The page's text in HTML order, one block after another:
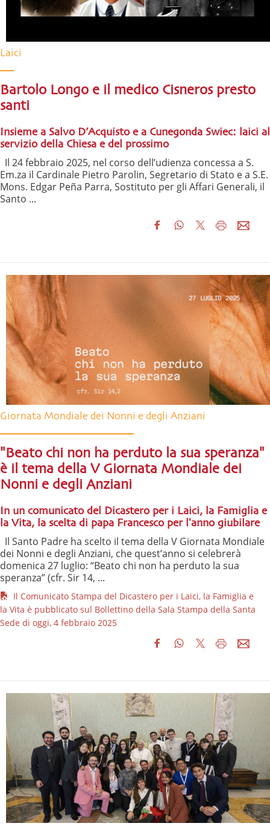
Laici
Bartolo Longo e il medico Cisneros presto
santi
Insieme a Salvo D’Acquisto e a Cunegonda Swiec: laici al
servizio della Chiesa e del prossimo
Il 24 febbraio 2025, nel corso dell’udienza concessa a S.
Em.za il Cardinale Pietro Parolin, Segretario di Stato e a S.E.
Mons. Edgar Peña Parra, Sostituto per gli Affari Generali, il
Santo ...
Giornata Mondiale dei Nonni e degli Anziani
"Beato chi non ha perduto la sua speranza"
è il tema della V Giornata Mondiale dei
Nonni e degli Anziani
In un comunicato del Dicastero per i Laici, la Famiglia e
la Vita, la scelta di papa Francesco per l'anno giubilare
Il Santo Padre ha scelto il tema della V Giornata Mondiale
dei Nonni e degli Anziani, che quest’anno si celebrerà
domenica 27 luglio: “Beato chi non ha perduto la sua
speranza” (cfr. Sir 14, ...
Il Comunicato Stampa del Dicastero per i Laici, la Famiglia e
la Vita è pubblicato sul Bollettino della Sala Stampa della Santa
Sede di oggi, 4 febbraio 2025